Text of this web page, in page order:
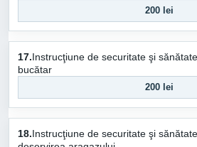
200 lei
17.Instrucţiune de securitate şi
bucătar
200 lei
18.Instrucţiune de securitate şi